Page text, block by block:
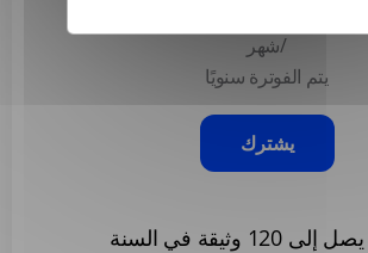
/شهر
يتم الفوترة سنويًا
يشترك
وثيقة في السنة